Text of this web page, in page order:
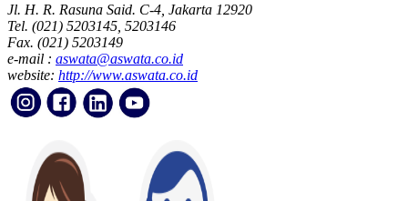
Jl. H. R. Rasuna Said. C-4, Jakarta 12920
Tel. (021) 5203145, 5203146
Fax. (021) 5203149
e-mail : aswata@aswata.co.id
website: http://www.aswata.co.id